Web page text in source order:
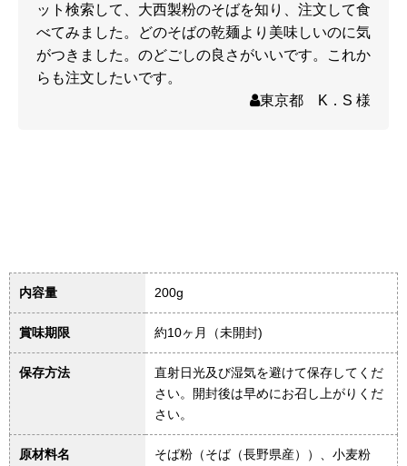
ット検索して、大西製粉のそばを知り、注文して食
べてみました。どのそばの乾麺より美味しいのに気
がつきました。のどごしの良さがいいです。これか
らも注文したいです。
東京都 K．S 様
内容量 200g
賞味期限 約10ヶ月（未開封)
保存方法
直射日光及び湿気を避けて保存してくだ
さい。開封後は早めにお召し上がりくだ
さい。
原材料名
そば粉（そば（長野県産））、小麦粉